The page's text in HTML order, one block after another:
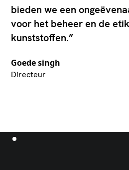
bieden we een
voor het beheer en de
kunststoffen.”
Goede singh
Directeur